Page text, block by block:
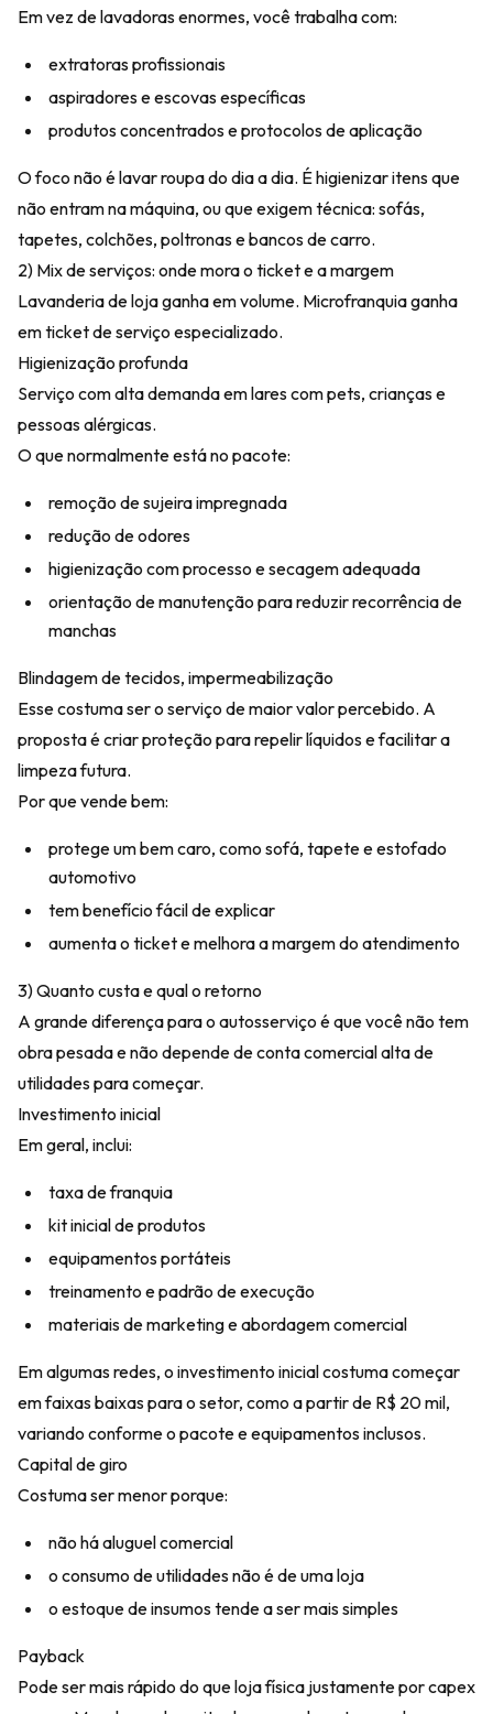
Em vez de lavadoras enormes, você trabalha com:
extratoras profissionais
aspiradores e escovas específicas
produtos concentrados e protocolos de aplicação
O foco não é lavar roupa do dia a dia. É higienizar itens que
não entram na máquina, ou que exigem técnica: sofás,
tapetes, colchões, poltronas e bancos de carro.
2) Mix de serviços: onde mora o ticket e a margem
Lavanderia de loja ganha em volume. Microfranquia ganha
em ticket de serviço especializado.
Higienização profunda
Serviço com alta demanda em lares com pets, crianças e
pessoas alérgicas.
O que normalmente está no pacote:
remoção de sujeira impregnada
redução de odores
higienização com processo e secagem adequada
orientação de manutenção para reduzir recorrência de
manchas
Blindagem de tecidos, impermeabilização
Esse costuma ser o serviço de maior valor percebido. A
proposta é criar proteção para repelir líquidos e facilitar a
limpeza futura.
Por que vende bem:
protege um bem caro, como sofá, tapete e estofado
automotivo
tem benefício fácil de explicar
aumenta o ticket e melhora a margem do atendimento
3) Quanto custa e qual o retorno
A grande diferença para o autosserviço é que você não tem
obra pesada e não depende de conta comercial alta de
utilidades para começar.
Investimento inicial
Em geral, inclui:
taxa de franquia
kit inicial de produtos
equipamentos portáteis
treinamento e padrão de execução
materiais de marketing e abordagem comercial
Em algumas redes, o investimento inicial costuma começar
em faixas baixas para o setor, como a partir de R$ 20 mil,
variando conforme o pacote e equipamentos inclusos.
Capital de giro
Costuma ser menor porque:
não há aluguel comercial
o consumo de utilidades não é de uma loja
o estoque de insumos tende a ser mais simples
Payback
Pode ser mais rápido do que loja física justamente por capex